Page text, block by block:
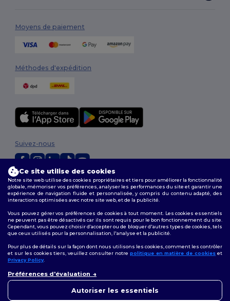
Moyens de paiement
Méthodes d'expédition
2026. Tous droits réservés
Conditions Générales |Politique de personnalisation|Politique de
Confidentialité|Politique de Cookies|Plan du Site
Suivez-nous
Ce site utilise des cookies
Notre site web utilise des cookies propriétaires et tiers pour améliorer la fonctionnalité
globale, mémoriser vos préférences, analyser les performances du site et garantir une
expérience de navigation fluide et personnalisée, y compris du contenu adapté, des
interactions optimisées avec notre site web, et de la publicité.
Vous pouvez gérer vos préférences de cookies à tout moment. Les cookies essentiels
ne peuvent pas être désactivés car ils sont requis pour le bon fonctionnement du site.
Cependant, vous pouvez choisir d’accepter ou de bloquer d'autres types de cookies, tels
que ceux utilisés pour la personnalisation, l'analyse et la publicité.
Pour plus de détails sur la façon dont nous utilisons les cookies, comment les contrôler
et sur les cookies tiers, veuillez consulter notre politique en matière de cookies et
Privacy Policy.
Préférences d'évaluation
Autoriser les essentiels
pouvez nous contacter à tout